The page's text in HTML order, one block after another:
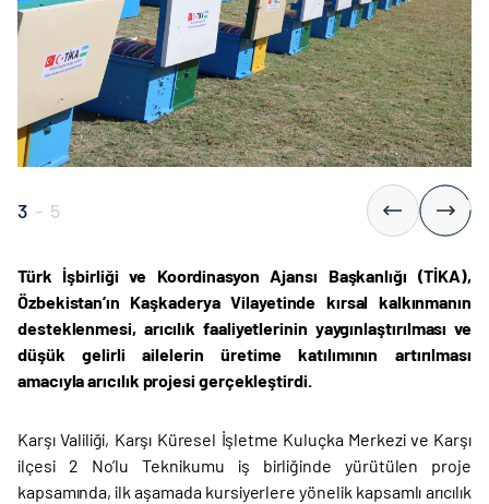
3 - 5
Türk İşbirliği ve Koordinasyon Ajansı Başkanlığı (TİKA),
Özbekistan’ın Kaşkaderya Vilayetinde kırsal kalkınmanın
desteklenmesi, arıcılık faaliyetlerinin yaygınlaştırılması ve
düşük gelirli ailelerin üretime katılımının artırılması
amacıyla arıcılık projesi gerçekleştirdi.
Karşı Valiliği, Karşı Küresel İşletme Kuluçka Merkezi ve Karşı
ilçesi 2 No’lu Teknikumu iş birliğinde yürütülen proje
kapsamında, ilk aşamada kursiyerlere yönelik kapsamlı arıcılık